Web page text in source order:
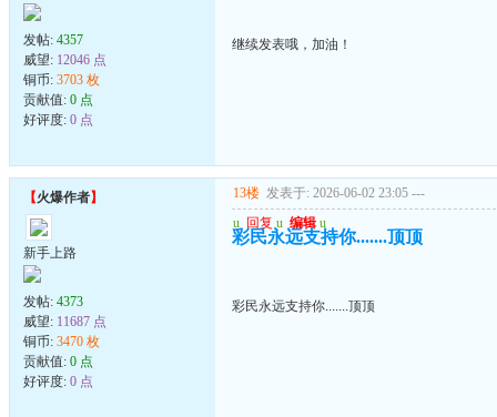
发帖: 4357
威望: 12046 点
铜币: 3703 枚
贡献值: 0 点
好评度: 0 点
继续发表哦，加油！
【火爆作者】
新手上路
发帖: 4373
威望: 11687 点
铜币: 3470 枚
贡献值: 0 点
好评度: 0 点
13楼 发表于: 2026-06-02 23:05 ---
u 回复 u 编辑 u
彩民永远支持你.......顶顶
彩民永远支持你.......顶顶